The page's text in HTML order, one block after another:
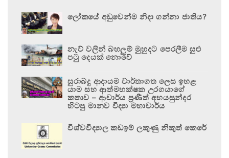
ලෝකයේ අඩුවෙන්ම නිදා ගන්නා ජාතිය?
නැව් වලින් බහලුම් මුහුදට පෙරලීම සුළු
පටු දෙයක් නොවේ
සුරාබදු ආදායම වාර්තාගත ලෙස ඉහළ
යාම සහ ආත්මභක්ෂක උරගයාගේ
කතාව – ආචාර්ය ප්‍රණීත් අභයසුන්දර
හිටපු මානව විද්‍යා මහාචාර්ය
විශ්වවිද්‍යාල කඩඉම් ලකුණු නිකුත් කෙරේ